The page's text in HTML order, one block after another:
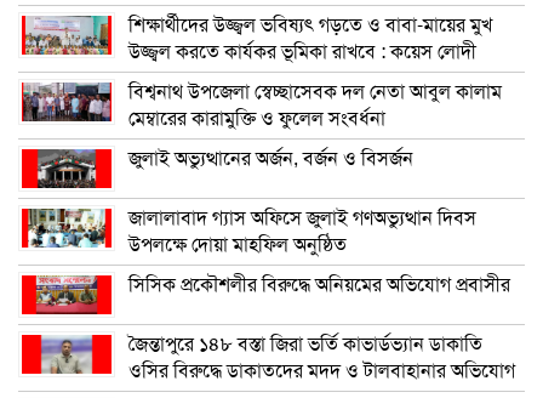
শিক্ষার্থীদের উজ্জ্বল ভবিষ্যৎ গড়তে ও বাবা-মায়ের মুখ
উজ্জ্বল করতে কার্যকর ভূমিকা রাখবে : কয়েস লোদী
বিশ্বনাথ উপজেলা স্বেচ্ছাসেবক দল নেতা আবুল কালাম
মেম্বারের কারামুক্তি ও ফুলেল সংবর্ধনা
জুলাই অভ্যুত্থানের অর্জন, বর্জন ও বিসর্জন
জালালাবাদ গ্যাস অফিসে জুলাই গণঅভ্যুত্থান দিবস
উপলক্ষে দোয়া মাহফিল অনুষ্ঠিত
সিসিক প্রকৌশলীর বিরুদ্ধে অনিয়মের অভিযোগ প্রবাসীর
জৈন্তাপুরে ১৪৮ বস্তা জিরা ভর্তি কাভার্ডভ্যান ডাকাতি
ওসির বিরুদ্ধে ডাকাতদের মদদ ও টালবাহানার অভিযোগ